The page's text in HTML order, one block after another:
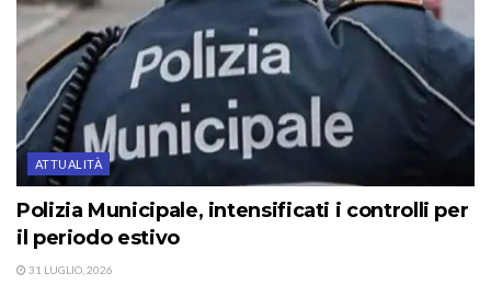
ATTUALITÀ
Polizia Municipale, intensificati i controlli per
il periodo estivo
31 LUGLIO, 2026